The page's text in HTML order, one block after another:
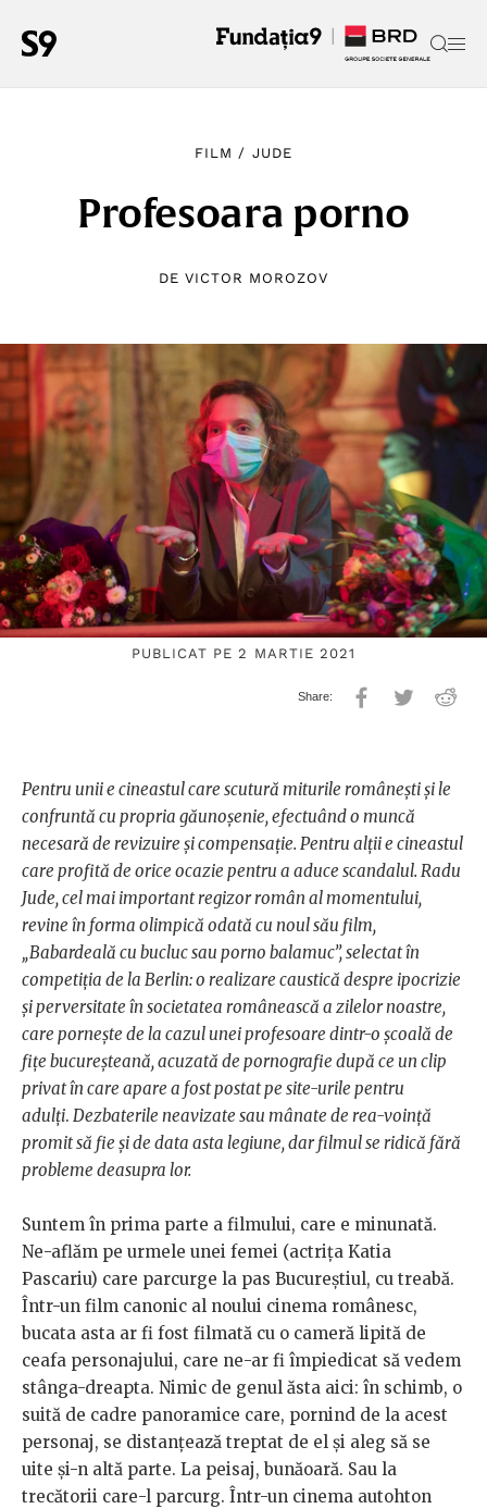
FILM / JUDE
Profesoara porno
DE VICTOR MOROZOV
PUBLICAT PE 2 MARTIE 2021
Pentru unii e cineastul care scutură miturile românești și le
confruntă cu propria găunoșenie, efectuând o muncă
necesară de revizuire și compensație. Pentru alții e cineastul
care profită de orice ocazie pentru a aduce scandalul. Radu
Jude, cel mai important regizor român al momentului,
revine în forma olimpică odată cu noul său film,
„Babardeală cu bucluc sau porno balamuc”, selectat în
competiția de la Berlin: o realizare caustică despre ipocrizie
și perversitate în societatea românească a zilelor noastre,
care pornește de la cazul unei profesoare dintr-o școală de
fițe bucureșteană, acuzată de pornografie după ce un clip
privat în care apare a fost postat pe site-urile pentru
adulți. Dezbaterile neavizate sau mânate de rea-voință
promit să fie și de data asta legiune, dar filmul se ridică fără
probleme deasupra lor.
Suntem în prima parte a filmului, care e minunată.
Ne-aflăm pe urmele unei femei (actrița Katia
Pascariu) care parcurge la pas Bucureștiul, cu treabă.
Într-un film canonic al noului cinema românesc,
bucata asta ar fi fost filmată cu o cameră lipită de
ceafa personajului, care ne-ar fi împiedicat să vedem
stânga-dreapta. Nimic de genul ăsta aici: în schimb, o
suită de cadre panoramice care, pornind de la acest
personaj, se distanțează treptat de el și aleg să se
uite și-n altă parte. La peisaj, bunăoară. Sau la
trecătorii care-l parcurg. Într-un cinema autohton